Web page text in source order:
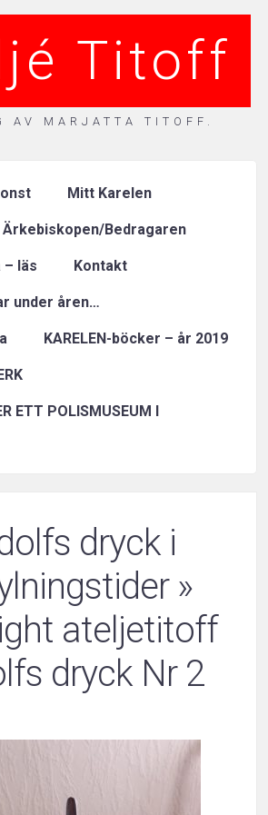
Titoff
AV MARJATTA TITOFF.
Mitt Karelen
Ärkebiskopen/Bedragaren
– läs Kontakt
under åren…
KARELEN-böcker – år 2019
ETT POLISMUSEUM I
dryck i
»
ateljetitoff
dryck Nr 2